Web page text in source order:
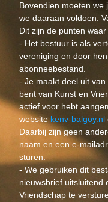
Bovendien moeten we
we daaraan voldoen.
Dit zijn de punten
- Het bestuur is als
vereniging en door
abonneebestand.
- Je maakt deel uit
bent van Kunst en
actief voor hebt
website kenv-balgoy.nl
Daarbij zijn geen
naam en een e-
sturen.
- We gebruiken dit
nieuwsbrief uitsluitend
Vriendschap te